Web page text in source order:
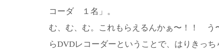
コーダ １名」。
む、む、む。これもらえるんかぁ〜！！ う
らDVDレコーダーということで、はりきっ